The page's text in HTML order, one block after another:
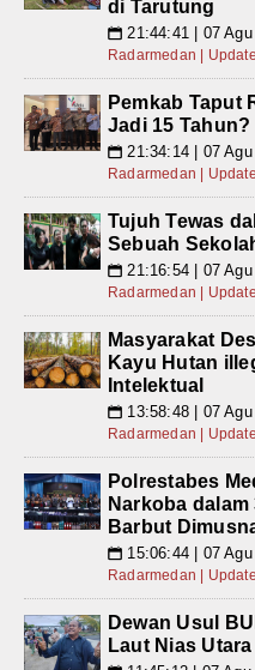
di Tarutung
📅 21:44:41 | 07
Radarmedan |
Pemkab Taput
Jadi 15 Tahun?
📅 21:34:14 | 07
Radarmedan |
Tujuh Tewas
Sebuah
📅 21:16:54 | 07
Radarmedan |
Masyarakat
Kayu Hutan
Intelektual
📅 13:58:48 | 07
Radarmedan |
Polrestabes
Narkoba
Barbut
📅 15:06:44 | 07
Radarmedan |
Dewan Usul
Laut Nias